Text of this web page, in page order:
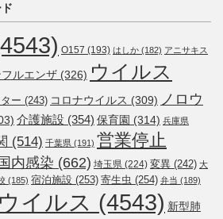
O157 (193) はしか (182) アニサキス
ルエンザ (326) ウイルス
ー (243) コロナウイルス (309) ノロウ
介護施設 (354) 保育園 (314) 兵庫県
(514) 千葉県 (191) 営業停止
内感染 (662) 埼玉県 (224) 変異 (242) 大
(185) 宿泊施設 (253) 寄生虫 (254) 弁当 (189)
イルス (4543) 新型肺